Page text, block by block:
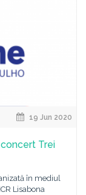
19 Jun 2020
concert Trei
în mediul
Lisabona